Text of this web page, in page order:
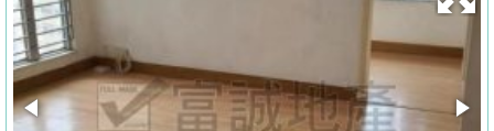
交
業
主
放